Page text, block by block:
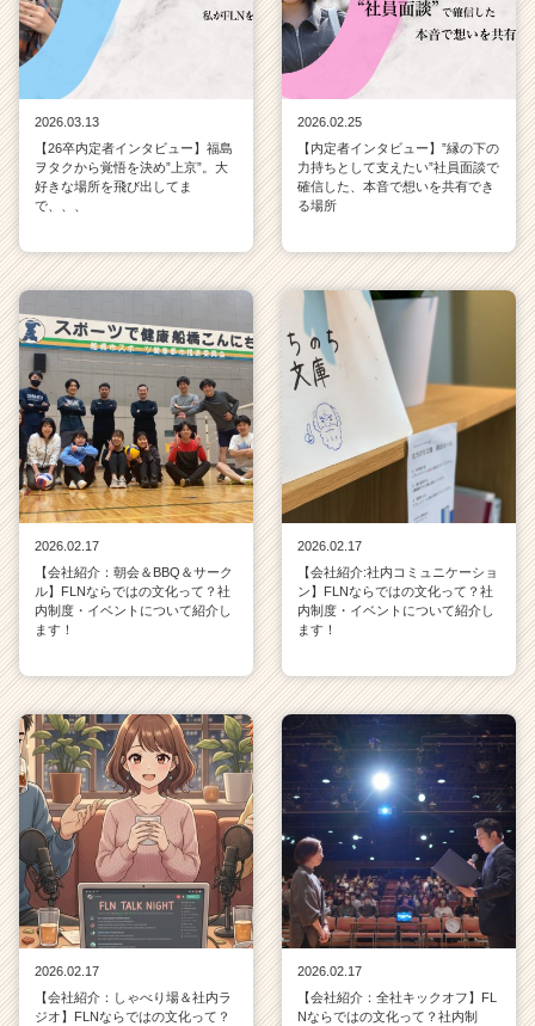
2026.03.13
【26卒内定者インタビュー】福島
ヲタクから覚悟を決め”上京”。大
好きな場所を飛び出してま
で、、、
2026.02.25
【内定者インタビュー】”縁の下の
力持ちとして支えたい”社員面談で
確信した、本音で想いを共有でき
る場所
2026.02.17
【会社紹介：朝会＆BBQ＆サーク
ル】FLNならではの文化って？社
内制度・イベントについて紹介し
ます！
2026.02.17
【会社紹介:社内コミュニケーショ
ン】FLNならではの文化って？社
内制度・イベントについて紹介し
ます！
2026.02.17
【会社紹介：しゃべり場＆社内ラ
ジオ】FLNならではの文化って？
2026.02.17
【会社紹介：全社キックオフ】FL
Nならではの文化って？社内制